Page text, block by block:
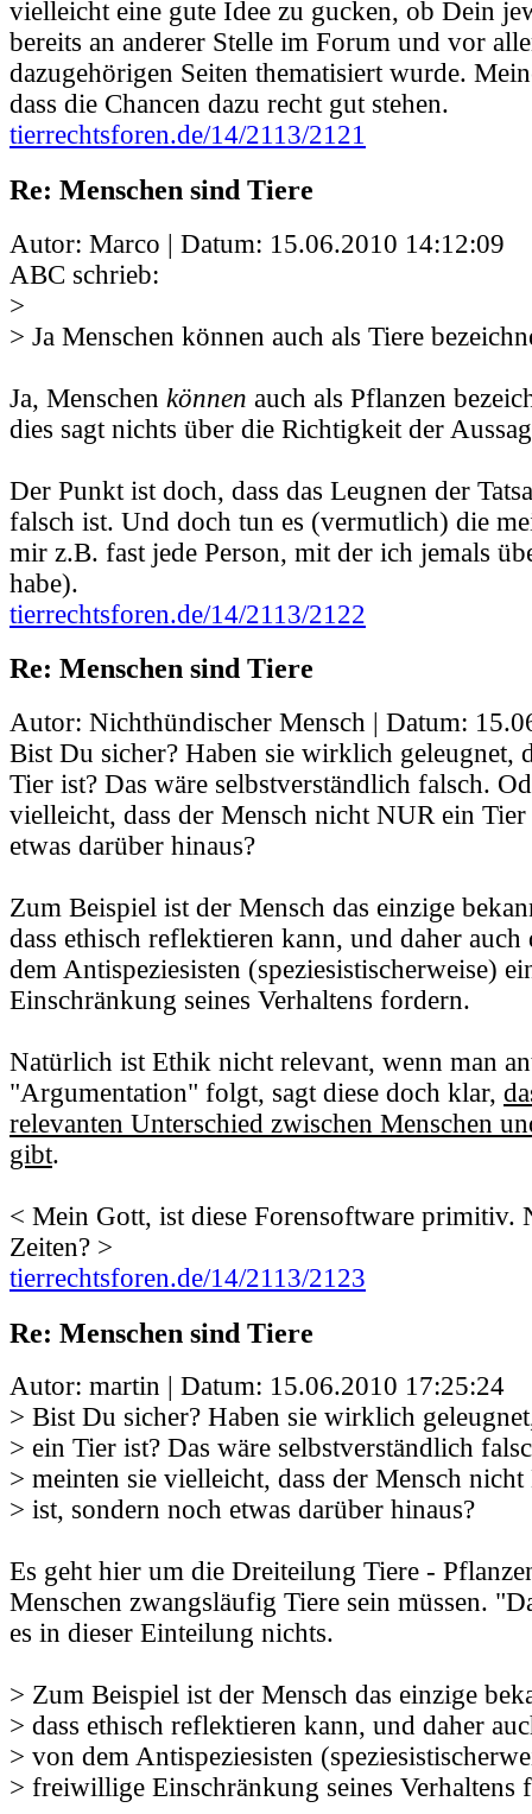
vielleicht eine gute Idee zu gucken, ob Dein
bereits an anderer Stelle im Forum und vor
dazugehörigen Seiten thematisiert wurde.
dass die Chancen dazu recht gut stehen.
tierrechtsforen.de/14/2113/2121
Re: Menschen sind Tiere
Autor: Marco | Datum: 15.06.2010 14:12:09
ABC schrieb:
>
> Ja Menschen können auch als Tiere
Ja, Menschen können auch als Pflanzen
dies sagt nichts über die Richtigkeit der
Der Punkt ist doch, dass das Leugnen der
falsch ist. Und doch tun es (vermutlich) die
mir z.B. fast jede Person, mit der ich jemals
habe).
tierrechtsforen.de/14/2113/2122
Re: Menschen sind Tiere
Autor: Nichthündischer Mensch | Datum:
Bist Du sicher? Haben sie wirklich geleugnet,
Tier ist? Das wäre selbstverständlich falsch.
vielleicht, dass der Mensch nicht NUR ein
etwas darüber hinaus?
Zum Beispiel ist der Mensch das einzige
dass ethisch reflektieren kann, und daher auch
dem Antispeziesisten (speziesistischerweise)
Einschränkung seines Verhaltens fordern.
Natürlich ist Ethik nicht relevant, wenn man
"Argumentation" folgt, sagt diese doch klar,
relevanten Unterschied zwischen Menschen
gibt.
< Mein Gott, ist diese Forensoftware primitiv.
Zeiten? >
tierrechtsforen.de/14/2113/2123
Re: Menschen sind Tiere
Autor: martin | Datum: 15.06.2010 17:25:24
> Bist Du sicher? Haben sie wirklich
> ein Tier ist? Das wäre selbstverständlich
> meinten sie vielleicht, dass der Mensch
> ist, sondern noch etwas darüber hinaus?
Es geht hier um die Dreiteilung Tiere -
Menschen zwangsläufig Tiere sein müssen.
es in dieser Einteilung nichts.
> Zum Beispiel ist der Mensch das einzige
> dass ethisch reflektieren kann, und daher
> von dem Antispeziesisten
> freiwillige Einschränkung seines Verhaltens